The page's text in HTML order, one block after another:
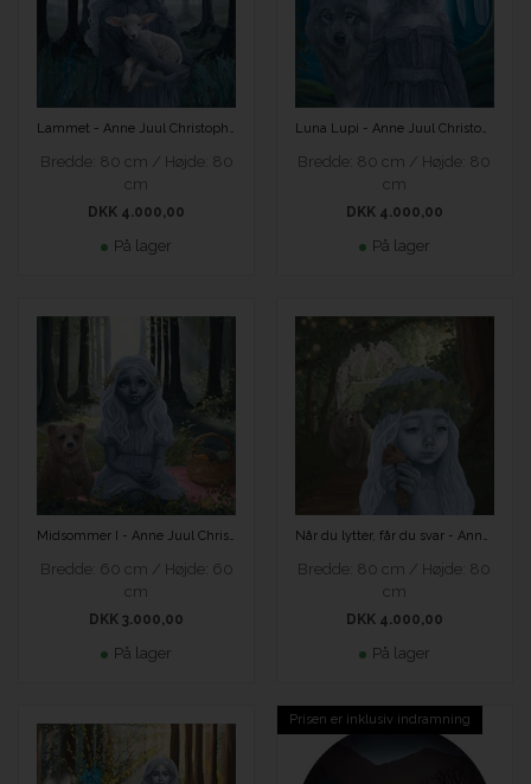
Lammet - Anne Juul Christophersen
Bredde: 80 cm / Højde: 80
cm
DKK 4.000,00
På lager
Luna Lupi - Anne Juul Christophersen
Bredde: 80 cm / Højde: 80
cm
DKK 4.000,00
På lager
Midsommer I - Anne Juul Christophersen
Bredde: 60 cm / Højde: 60
cm
DKK 3.000,00
På lager
Når du lytter, får du svar - Anne Juul Christophersen
Bredde: 80 cm / Højde: 80
cm
DKK 4.000,00
På lager
Prisen er inklusiv indramning